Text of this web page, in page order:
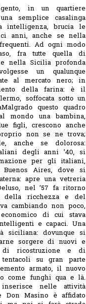
in un quartiere
semplice casalinga
intelligenza, brucia le
anni, anche se nella
Ad ogni modo
fra tutte quella di
nella Sicilia profonda
un qualunque
al mercato nero; in
della farina: è il
soffocata sotto un
Malgrado questo quadro
mondo una bambina,
figli, crescono anche
non se ne trova;
anche se dolorosa:
degli anni ’40, si
per gli italiani,
Aires, dove si
apre una vetreria
nel ’57 fa ritorno
della ricchezza e del
cambiando non poco,
di cui stava
e capaci. Una
siciliana: dovunque si
sorgere di nuovi e
di ricostruzione e di
su gran parte
armato, il nuovo
come funghi qua e là.
nelle attività
Don Masino è affidato